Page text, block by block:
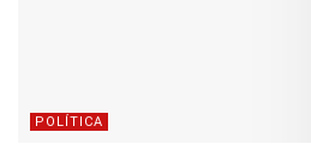
POLÍTICA